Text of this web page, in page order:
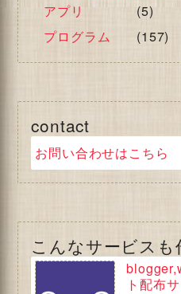
アプリ
(5)
プログラム
(157)
contact
お問い合わせはこちら
こんなサービスも
ト配布